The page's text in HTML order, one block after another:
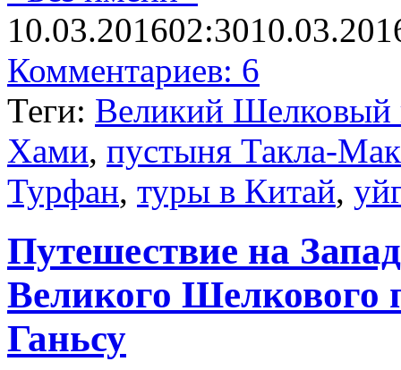
10.03.201602:30
Комментариев: 6
Теги: Великий Шелковый
Хами, пустыня Такла-
Турфан, туры в Китай,
Путешествие на
Великого Шелкового
Ганьсу